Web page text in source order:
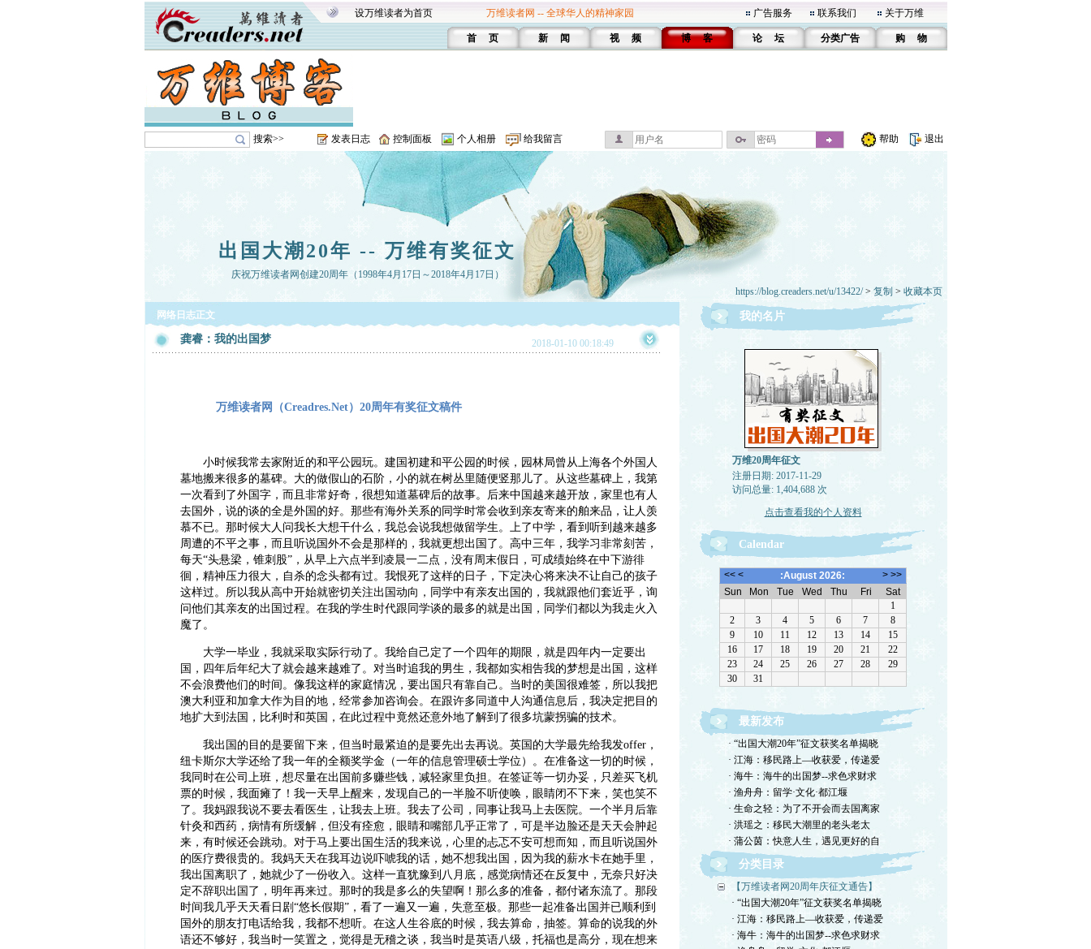
设万维读者为首页 万维读者网 -- 全球华人的精神家园 广告服务 联系我们 关于万维
首 页 新 闻 视 频 博 客 论 坛 分类广告 购 物
搜索>> 发表日志 控制面板 个人相册 给我留言 帮助 退出
出国大潮20年 -- 万维有奖征文
庆祝万维读者网创建20周年（1998年4月17日～2018年4月17日）
https://blog.creaders.net/u/13422/> 复制 > 收藏本页
网络日志正文
龚睿：我的出国梦 2018-01-10 00:18:49
万维读者网（Creadres.Net）20周年有奖征文稿件
小时候我常去家附近的和平公园玩。建国初建和平公园的时候，园林局曾从上海各个外国人
墓地搬来很多的墓碑。大的做假山的石阶，小的就在树丛里随便竖那儿了。从这些墓碑上，我第
一次看到了外国字，而且非常好奇，很想知道墓碑后的故事。后来中国越来越开放，家里也有人
去国外，说的谈的全是外国的好。那些有海外关系的同学时常会收到亲友寄来的舶来品，让人羡
慕不已。那时候大人问我长大想干什么，我总会说我想做留学生。上了中学，看到听到越来越多
周遭的不平之事，而且听说国外不会是那样的，我就更想出国了。高中三年，我学习非常刻苦，
每天“头悬梁，锥刺股”，从早上六点半到凌晨一二点，没有周末假日，可成绩始终在中下游徘
徊，精神压力很大，自杀的念头都有过。我恨死了这样的日子，下定决心将来决不让自己的孩子
这样过。所以我从高中开始就密切关注出国动向，同学中有亲友出国的，我就跟他们套近乎，询
问他们其亲友的出国过程。在我的学生时代跟同学谈的最多的就是出国，同学们都以为我走火入
魔了。
大学一毕业，我就采取实际行动了。我给自己定了一个四年的期限，就是四年内一定要出
国，四年后年纪大了就会越来越难了。对当时追我的男生，我都如实相告我的梦想是出国，这样
不会浪费他们的时间。像我这样的家庭情况，要出国只有靠自己。当时的美国很难签，所以我把
澳大利亚和加拿大作为目的地，经常参加咨询会。在跟许多同道中人沟通信息后，我决定把目的
地扩大到法国，比利时和英国，在此过程中竟然还意外地了解到了很多坑蒙拐骗的技术。
我出国的目的是要留下来，但当时最紧迫的是要先出去再说。英国的大学最先给我发offer，
纽卡斯尔大学还给了我一年的全额奖学金（一年的信息管理硕士学位）。在准备这一切的时候，
我同时在公司上班，想尽量在出国前多赚些钱，减轻家里负担。在签证等一切办妥，只差买飞机
票的时候，我面瘫了！我一天早上醒来，发现自己的一半脸不听使唤，眼睛闭不下来，笑也笑不
了。我妈跟我说不要去看医生，让我去上班。我去了公司，同事让我马上去医院。一个半月后靠
针灸和西药，病情有所缓解，但没有痊愈，眼睛和嘴部几乎正常了，可是半边脸还是天天会肿起
来，有时候还会跳动。对于马上要出国生活的我来说，心里的忐忑不安可想而知，而且听说国外
的医疗费很贵的。我妈天天在我耳边说吓唬我的话，她不想我出国，因为我的薪水卡在她手里，
我出国离职了，她就少了一份收入。这样一直犹豫到八月底，感觉病情还在反复中，无奈只好决
定不辞职出国了，明年再来过。那时的我是多么的失望啊！那么多的准备，都付诸东流了。那段
时间我几乎天天看日剧“悠长假期”，看了一遍又一遍，失意至极。那些一起准备出国并已顺利到
国外的朋友打电话给我，我都不想听。在这人生谷底的时候，我去算命，抽签。算命的说我的外
语还不够好，我当时一笑置之，觉得是无稽之谈，我当时是英语八级，托福也是高分，现在想来
我的名片
万维20周年征文
注册日期: 2017-11-29
访问总量: 1,404,688 次
点击查看我的个人资料
Calendar
最新发布
· “出国大潮20年”征文获奖名单揭晓
· 江海：移民路上—收获爱，传递爱
· 海牛：海牛的出国梦--求色求财求
· 渔舟舟：留学·文化·都江堰
· 生命之轻：为了不开会而去国离家
· 洪瑶之：移民大潮里的老头老太
· 蒲公茵：快意人生，遇见更好的自
分类目录
【万维读者网20周年庆征文通告】
· “出国大潮20年”征文获奖名单揭晓
· 江海：移民路上—收获爱，传递爱
· 海牛：海牛的出国梦--求色求财求